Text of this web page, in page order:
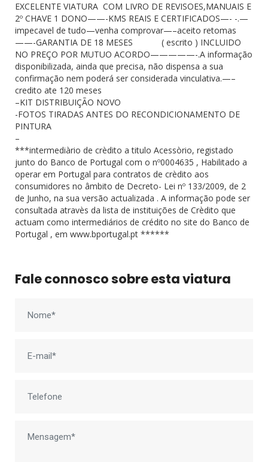
EXCELENTE VIATURA COM LIVRO DE REVISOES,MANUAIS E
2º CHAVE 1 DONO——-KMS REAIS E CERTIFICADOS—- -.—
impecavel de tudo—venha comprovar—–aceito retomas
——-GARANTIA DE 18 MESES ( escrito ) INCLUIDO
NO PREÇO POR MUTUO ACORDO—————-.A informação
disponibilizada, ainda que precisa, não dispensa a sua
confirmação nem poderá ser considerada vinculativa.—–
credito ate 120 meses
–KIT DISTRIBUIÇÃO NOVO
-FOTOS TIRADAS ANTES DO RECONDICIONAMENTO DE
PINTURA
–
***intermediàrio de crèdito a titulo Acessòrio, registado
junto do Banco de Portugal com o nº0004635 , Habilitado a
operar em Portugal para contratos de crèdito aos
consumidores no âmbito de Decreto- Lei nº 133/2009, de 2
de Junho, na sua versão actualizada . A informação pode ser
consultada atravès da lista de instituições de Crèdito que
actuam como intermediários de crédito no site do Banco de
Portugal , em www.bportugal.pt ******
Fale connosco sobre esta viatura